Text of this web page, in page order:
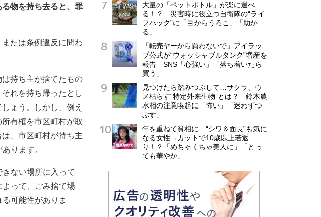
物を持ち去ると、罪
たは条例違反に問わ
持ち主が捨てたもの
れを持ち帰ったとし
ょう。しかし、例え
有権を市区町村が取
、市区町村が持ち主
ります。
ない場所に入って
って、ごみ捨て場
可能性がありま
大量の「ペットボトル」が楽に運べ
る！？ 災害時に役立つ自衛隊の“ライ
フハック”に「目からうろこ」「助か
る」
「転売ヤーから買わないで」アイラッ
プ公式が“ウォッシャブルタンク”増産を
報告 SNS「心強い」「落ち着いたら
買う」
見つけたら踏みつぶして…サクラ、ウ
メ枯らす“特定外来生物”とは？ 鈴木農
水相の注意喚起に「怖い」「迷わずつ
ぶす」
年を重ねて貧相に…“シワ＆面長”も気に
なる女性→カットで10歳以上若返
り！？「めちゃくちゃ美人に」「とっ
ても華やか」